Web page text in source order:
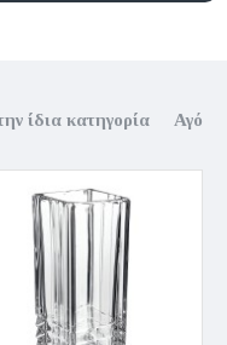
ίδια κατηγορία